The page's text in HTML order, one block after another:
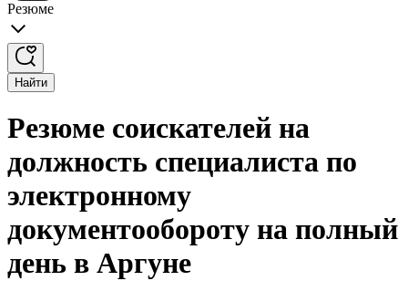
Резюме
Найти
Резюме соискателей на
должность специалиста по
электронному
документообороту на полный
день в Аргуне